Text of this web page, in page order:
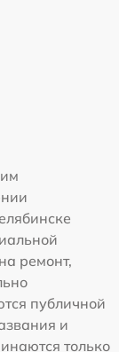
ремонт,
публичной
и
только